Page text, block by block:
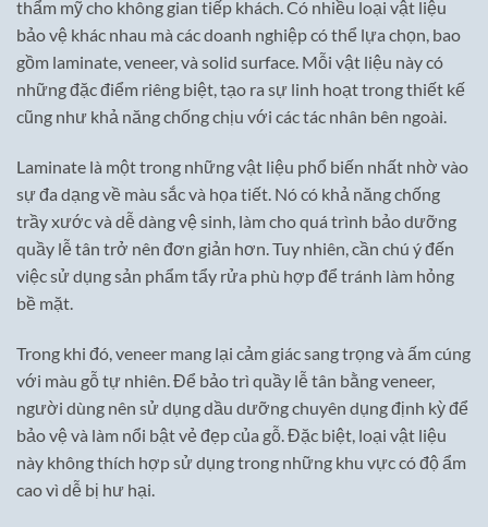
thẩm mỹ cho không gian tiếp khách. Có nhiều loại vật liệu
bảo vệ khác nhau mà các doanh nghiệp có thể lựa chọn, bao
gồm laminate, veneer, và solid surface. Mỗi vật liệu này có
những đặc điểm riêng biệt, tạo ra sự linh hoạt trong thiết kế
cũng như khả năng chống chịu với các tác nhân bên ngoài.
Laminate là một trong những vật liệu phổ biến nhất nhờ vào
sự đa dạng về màu sắc và họa tiết. Nó có khả năng chống
trầy xước và dễ dàng vệ sinh, làm cho quá trình bảo dưỡng
quầy lễ tân trở nên đơn giản hơn. Tuy nhiên, cần chú ý đến
việc sử dụng sản phẩm tẩy rửa phù hợp để tránh làm hỏng
bề mặt.
Trong khi đó, veneer mang lại cảm giác sang trọng và ấm cúng
với màu gỗ tự nhiên. Để bảo trì quầy lễ tân bằng veneer,
người dùng nên sử dụng dầu dưỡng chuyên dụng định kỳ để
bảo vệ và làm nổi bật vẻ đẹp của gỗ. Đặc biệt, loại vật liệu
này không thích hợp sử dụng trong những khu vực có độ ẩm
cao vì dễ bị hư hại.